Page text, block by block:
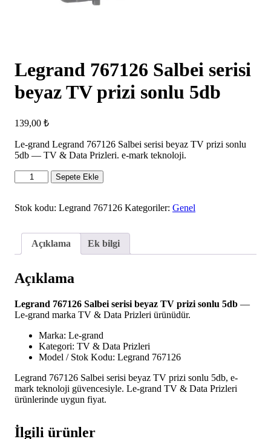
Legrand 767126 Salbei serisi
beyaz TV prizi sonlu 5db
139,00 ₺
Le-grand Legrand 767126 Salbei serisi beyaz TV prizi sonlu
5db — TV & Data Prizleri. e-mark teknoloji.
Legrand
767126
serisi
sonlu
adet
Sepete Ekle
Stok kodu: Legrand 767126 Kategoriler: Genel
Açıklama Ek bilgi
Açıklama
Legrand 767126 Salbei serisi beyaz TV prizi sonlu 5db —
Le-grand marka TV & Data Prizleri ürünüdür.
Marka: Le-grand
Kategori: TV & Data Prizleri
Model / Stok Kodu: Legrand 767126
Legrand 767126 Salbei serisi beyaz TV prizi sonlu 5db, e-
mark teknoloji güvencesiyle. Le-grand TV & Data Prizleri
ürünlerinde uygun fiyat.
İlgili ürünler